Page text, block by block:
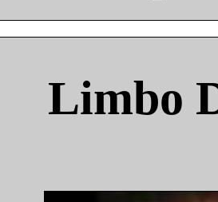
Limbo